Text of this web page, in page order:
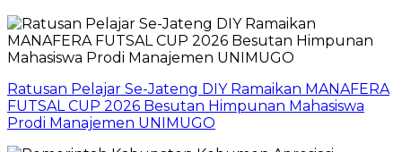
Ratusan Pelajar Se-Jateng DIY Ramaikan MANAFERA
FUTSAL CUP 2026 Besutan Himpunan Mahasiswa
Prodi Manajemen UNIMUGO